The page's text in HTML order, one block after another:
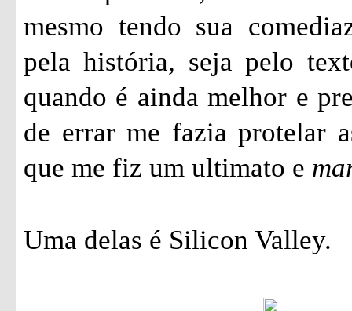
mesmo tendo sua
pela história, seja pelo
quando é ainda melhor e
de errar me fazia protelar
que me fiz um ultimato e
Uma delas é Silicon Valley.